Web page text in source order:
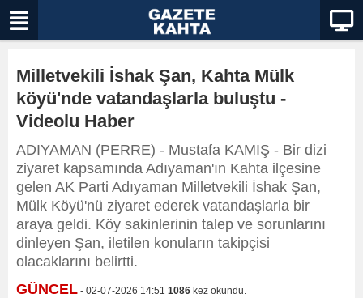
Milletvekili İshak Şan, Kahta Mülk
köyü'nde vatandaşlarla buluştu -
Videolu Haber
ADIYAMAN (PERRE) - Mustafa KAMIŞ - Bir dizi
ziyaret kapsamında Adıyaman'ın Kahta ilçesine
gelen AK Parti Adıyaman Milletvekili İshak Şan,
Mülk Köyü'nü ziyaret ederek vatandaşlarla bir
araya geldi. Köy sakinlerinin talep ve sorunlarını
dinleyen Şan, iletilen konuların takipçisi
olacaklarını belirtti.
GÜNCEL - 02-07-2026 14:51 1086 kez okundu.